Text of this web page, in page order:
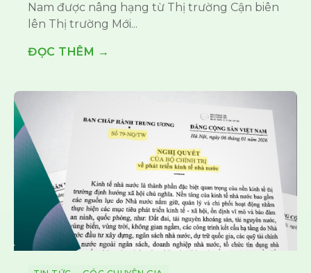
Nam được nâng hạng từ Thị trường Cận biên
lên Thị trường Mới...
ĐỌC THÊM →